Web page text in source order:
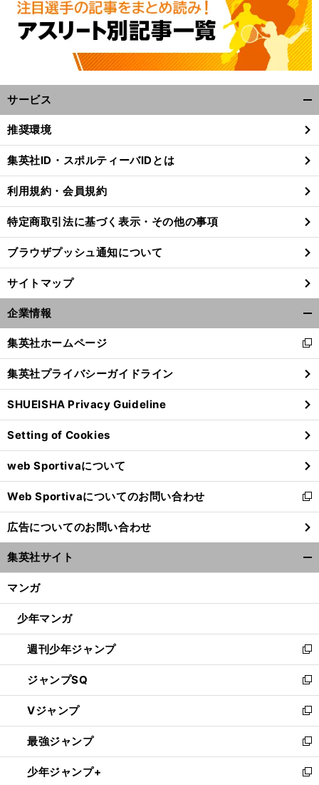
サービス
閉
る
推奨環境
集英社ID・スポルティーバIDとは
利用規約・会員規約
特定商取引法に基づく表示・その他の事項
ブラウザプッシュ通知について
サイトマップ
企業情報
閉
る
集英社ホームページ
新
し
い
ウ
ィ
ン
ド
ウ
で
開
く
集英社プライバシーガイドライン
SHUEISHA Privacy Guideline
Setting of Cookies
web Sportivaについて
Web Sportivaについてのお問い合わせ
新
し
い
ウ
ィ
ン
ウ
開
く
広告についてのお問い合わせ
集英社サイト
マンガ
少年マンガ
週刊少年ジャンプ
新
し
い
ウ
ィ
ン
ド
ウ
で
ジャンプSQ
新
し
い
ウ
ィ
ン
ド
Vジャンプ
新
し
い
ウ
ィ
最強ジャンプ
新
し
い
少年ジャンプ+
新